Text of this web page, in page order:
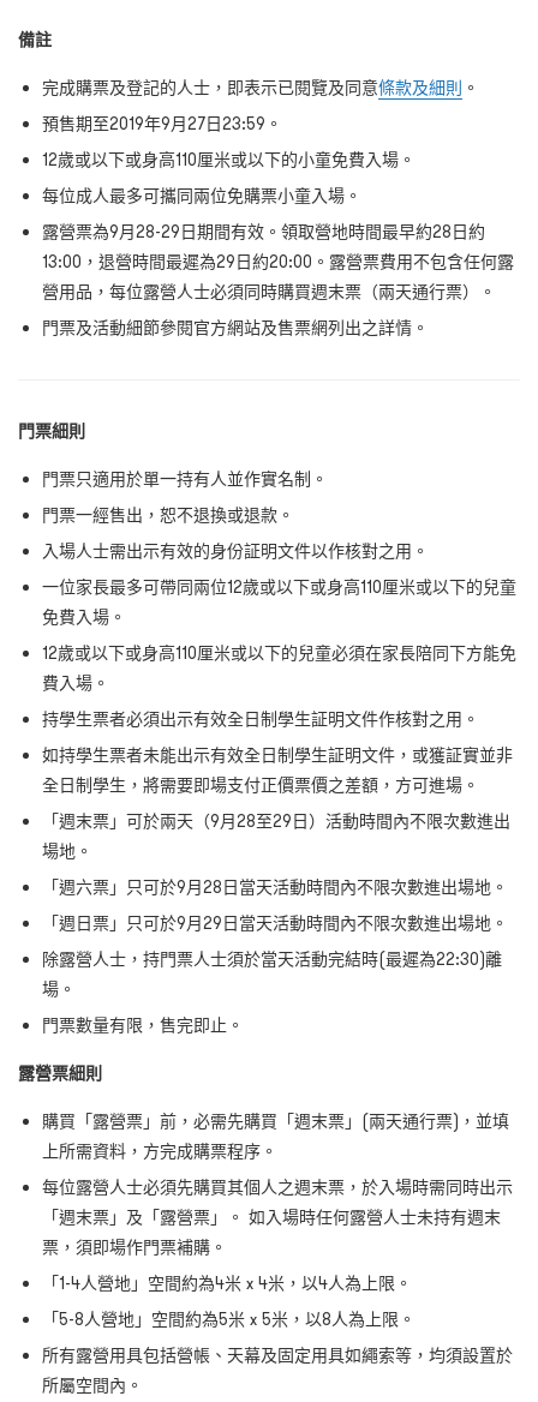
備註
完成購票及登記的人士，即表示已閱覽及同意條款及細則 。
預售期至2019年9月27日23:59。
12歲或以下或⾝⾼110厘⽶或以下的小童免費入場。
每位成人最多可攜同兩位免購票小童入場。
露營票為9月28-29日期間有效。領取營地時間最早約28日約
13:00，退營時間最遲為29日約20:00。露營票費用不包含任何露
營用品，每位露營人士必須同時購買週末票（兩天通⾏票）。
門票及活動細節參閱官方網站及售票網列出之詳情。
⾨票細則
⾨票只適⽤於單⼀持有⼈並作實名制。
⾨票⼀經售出，恕不退換或退款。
入場⼈⼠需出示有效的⾝份証明⽂件以作核對之⽤。
⼀位家長最多可帶同兩位12歲或以下或⾝⾼110厘⽶或以下的兒童
免費入場。
12歲或以下或⾝⾼110厘⽶或以下的兒童必須在家長陪同下⽅能免
費入場。
持學⽣票者必須出示有效全⽇制學⽣証明⽂件作核對之⽤。
如持學⽣票者未能出示有效全⽇制學⽣証明⽂件，或獲証實並非
全⽇制學⽣，將需要即場⽀付正價票價之差額，⽅可進場。
「週末票」可於兩天（9⽉28⾄29⽇）活動時間內不限次數進出
場地。
「週六票」只可於9⽉28⽇當天活動時間內不限次數進出場地。
「週⽇票」只可於9⽉29⽇當天活動時間內不限次數進出場地。
除露營人士，持門票人士須於當天活動完結時(最遲為22:30)離
場。
⾨票數量有限，售完即⽌。
露營票細則
購買「露營票」前，必需先購買「週末票」(兩天通⾏票)，並填
上所需資料，⽅完成購票程序。
每位露營⼈⼠必須先購買其個⼈之週末票，於入場時需同時出示
「週末票」及「露營票」。 如入場時任何露營⼈⼠未持有週末
票，須即場作⾨票補購。
「1-4⼈營地」空間約為4⽶ x 4⽶，以4⼈為上限。
「5-8⼈營地」空間約為5⽶ x 5⽶，以8⼈為上限。
所有露營⽤具包括營帳、天幕及固定⽤具如繩索等，均須設置於
所屬空間內。